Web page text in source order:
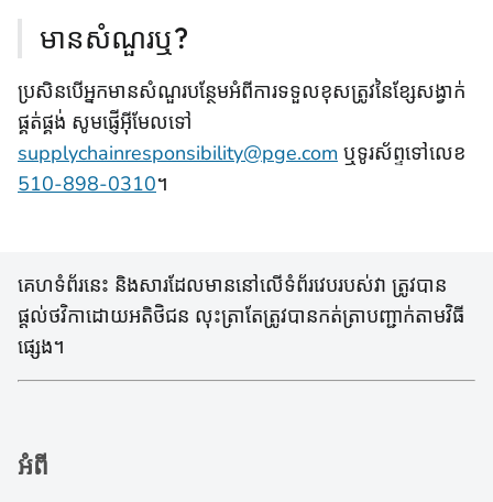
មានសំណួរឬ?
ប្រសិនបើអ្នកមានសំណួរបន្ថែមអំពីការទទួលខុសត្រូវនៃខ្សែសង្វាក់
ផ្គត់ផ្គង់ សូមផ្ញើអ៊ីមែលទៅ
supplychainresponsibility@pge.com ឬទូរស័ព្ទទៅលេខ
510-898-0310។
គេហទំព័រនេះ និងសារដែលមាននៅលើទំព័រវេបរបស់វា ត្រូវបាន
ផ្តល់ថវិកាដោយអតិថិជន លុះត្រាតែត្រូវបានកត់ត្រាបញ្ជាក់តាមវិធី
ផ្សេង។
អំពី